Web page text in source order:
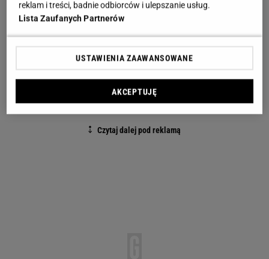
powinien być jednak większy niż 40 m kw., bo duża
Nowoczesny salon z aneksem
kuchennym. 17 pomysłów na aranżację salonu z
reklam i treści, badnie odbiorców i ulepszanie usług.
Lista Zaufanych Partnerów
USTAWIENIA ZAAWANSOWANE
AKCEPTUJĘ